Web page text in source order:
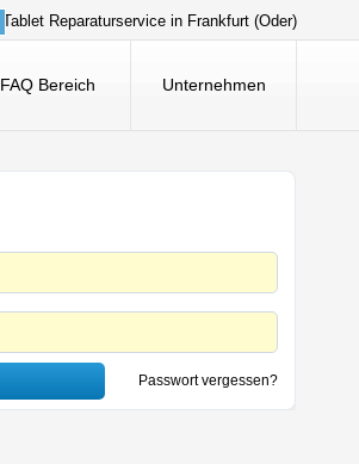
Tablet Reparaturservice in Frankfurt (Oder)
FAQ Bereich Unternehmen
Passwort vergessen?